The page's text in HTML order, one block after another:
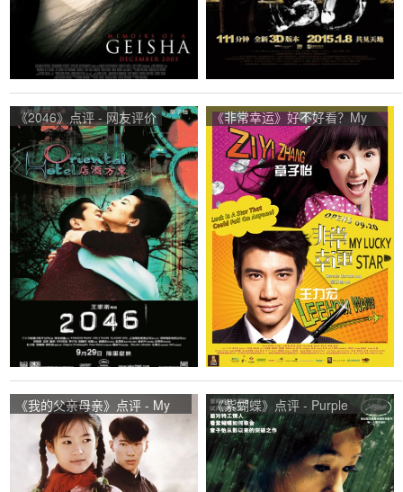
《2046》点评 - 网友评价
《非常幸运》好不好看？My
Lucky Star观众点评及剧本
《我的父亲母亲》点评 - My
Father and Mother网友评价
《紫蝴蝶》点评 - Purple
Butterfly网友评价